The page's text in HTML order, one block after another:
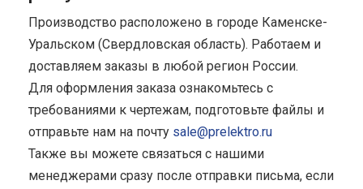
Производство расположено в городе Каменске-
Уральском (Свердловская область). Работаем и
доставляем заказы в любой регион России.
Для оформления заказа ознакомьтесь с
требованиями к чертежам, подготовьте файлы и
отправьте нам на почту sale@prelektro.ru
Также вы можете связаться с нашими
менеджерами сразу после отправки письма, если